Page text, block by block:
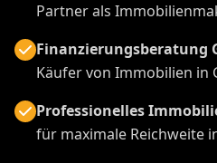
Partner als
Finanzierungsberatung
Käufer von Immobilien in
Professionelles
für maximale Reichweite